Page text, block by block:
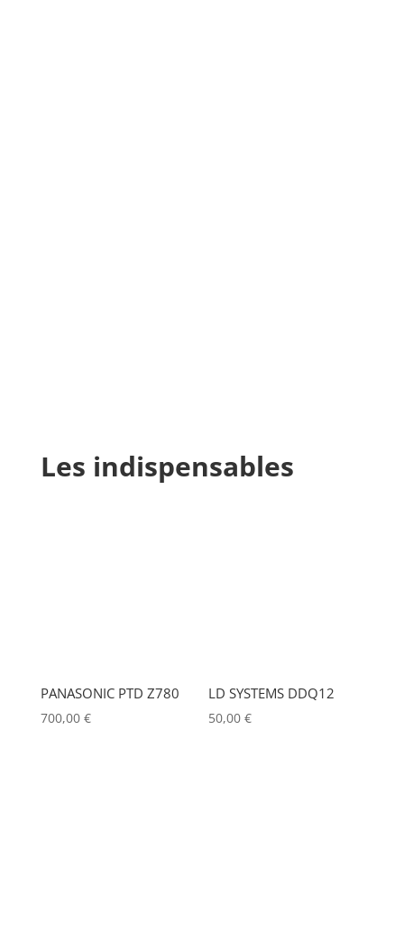
Les indispensables
PANASONIC PTD Z780
700,00 €
LD SYSTEMS DDQ12
50,00€